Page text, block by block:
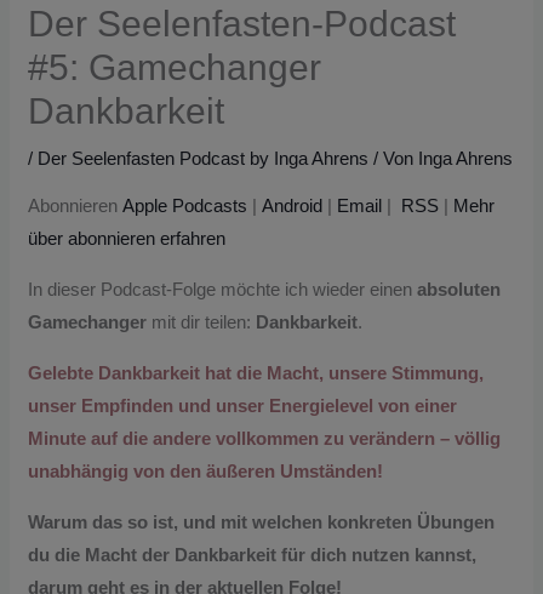
Der Seelenfasten-Podcast
#5: Gamechanger
Dankbarkeit
/ Der Seelenfasten Podcast by Inga Ahrens / Von Inga Ahrens
AbonnierenApple Podcasts |Android | Email | RSS | Mehr
über abonnieren erfahren
In dieser Podcast-Folge möchte ich wieder einenabsoluten
Gamechanger mit dir teilen: Dankbarkeit.
Gelebte Dankbarkeit hat die Macht, unsere Stimmung,
unser Empfinden und unser Energielevel von einer
Minute auf die andere vollkommen zu verändern – völlig
unabhängig von den äußeren Umständen!
Warum das so ist, und mit welchen konkreten Übungen
du die Macht der Dankbarkeit für dich nutzen kannst,
darum geht es in der aktuellen Folge!